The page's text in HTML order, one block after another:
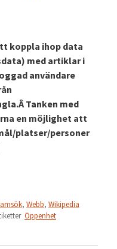
koppla ihop data
med artiklar i
användare
Tanken med
en möjlighet att
platser/personer
, Webb, Wikipedia
Öppenhet